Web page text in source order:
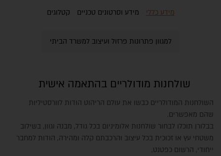
מידע כללי מידע וסרטונים טכניים קטלוגים
למגוון פתרונות פרזול ועיצוב למשרד הביתי
שולחנות מודולריים בהתאמה אישית
השולחנות המודולריים כבשו את עולם הריהוט הודות לוורסטיליות
שהם מאפשרים.
בבלורן תוכלו לבחור שולחנות אלומיניום בכל גודל, מבנה וגוון, בשילוב
משטחי עץ או זכוכית בכל עיצוב והרכבתם קלה ומהירה, הודות למחבר
ייחודי, הרשום כפטנט,